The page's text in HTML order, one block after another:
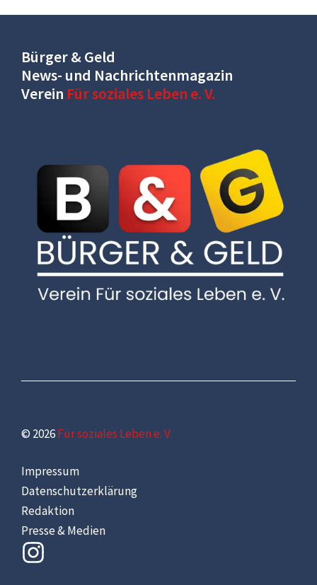
Bürger & Geld
News- und Nachrichtenmagazin
Verein Für soziales Leben e. V.
© 2026Für soziales Leben e. V.
Impressum
Datenschutzerklärung
Redaktion
Presse & Medien